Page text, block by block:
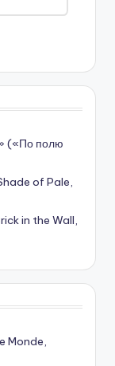
(«По полю
of Pale,
in the Wall,
Monde,